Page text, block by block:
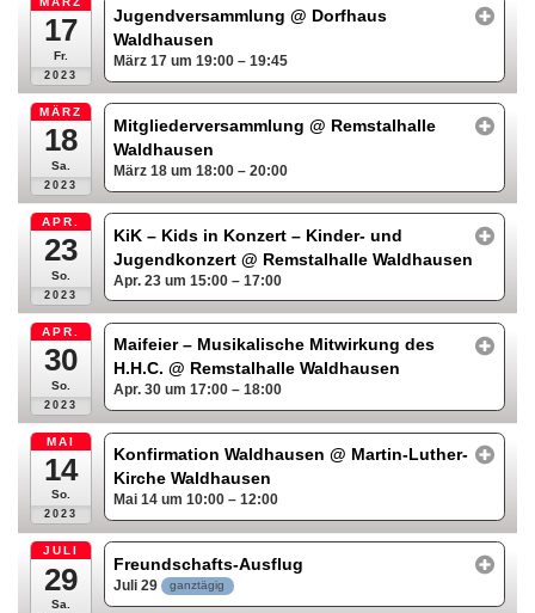
17
Fr.
2023
Jugendversammlung@ Dorfhaus
Waldhausen
März 17 um 19:00 – 19:45
MÄRZ
18
Sa.
2023
Mitgliederversammlung@ Remstalhalle
Waldhausen
März 18 um 18:00 – 20:00
APR.
23
So.
2023
KiK – Kids in Konzert – Kinder- und
Jugendkonzert@ Remstalhalle Waldhausen
Apr. 23 um 15:00 – 17:00
APR.
30
So.
2023
Maifeier – Musikalische Mitwirkung des
H.H.C.@ Remstalhalle Waldhausen
Apr. 30 um 17:00 – 18:00
MAI
14
So.
2023
Konfirmation Waldhausen@ Martin-Luther-
Kirche Waldhausen
Mai 14 um 10:00 – 12:00
JULI
29
Sa.
Freundschafts-Ausflug
Juli 29 ganztägig